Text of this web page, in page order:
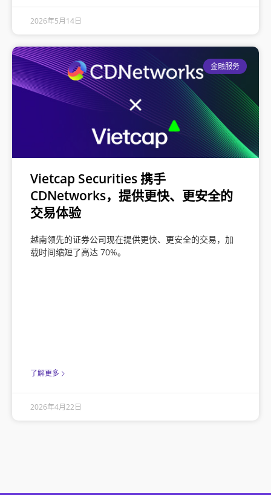
2026年5月14日
金融服务
Vietcap Securities 携手
CDNetworks，提供更快、更安全的
交易体验
越南领先的证券公司现在提供更快、更安全的交易，加
载时间缩短了高达 70%。
了解更多
2026年4月22日